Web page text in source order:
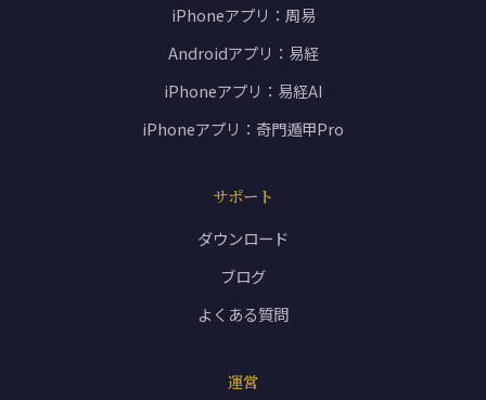
iPhoneアプリ：周易
Androidアプリ：易経
iPhoneアプリ：易経AI
iPhoneアプリ：奇門遁甲Pro
サポート
ダウンロード
ブログ
よくある質問
運営